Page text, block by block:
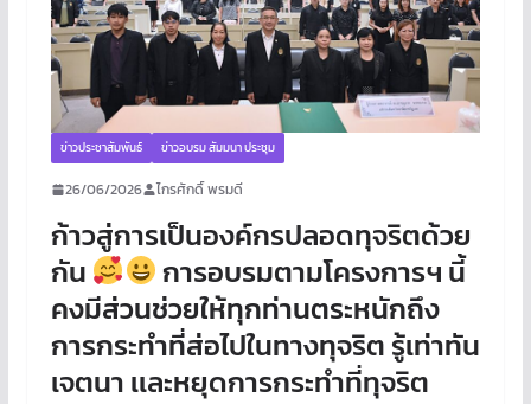
ข่าวประชาสัมพันธ์ ข่าวอบรม สัมมนา ประชุม
26/06/2026 ไกรศักดิ์ พรมดี
ก้าวสู่การเป็นองค์กรปลอดทุจริตด้วย
กัน
การอบรมตามโครงการฯ นี้
คงมีส่วนช่วยให้ทุกท่านตระหนักถึง
การกระทำที่ส่อไปในทางทุจริต รู้เท่าทัน
เจตนา เเละหยุดการกระทำที่ทุจริต